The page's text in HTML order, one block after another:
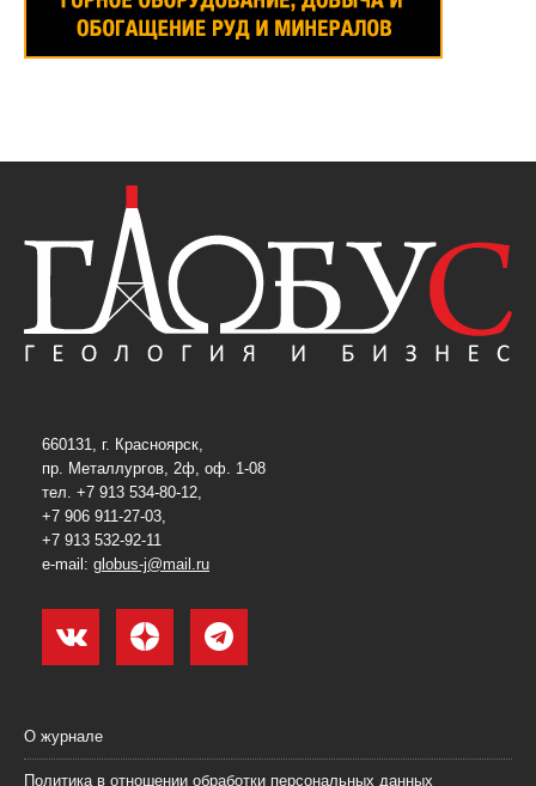
660131, г. Красноярск,
пр. Металлургов, 2ф, оф. 1-08
тел. +7 913 534-80-12,
+7 906 911-27-03,
+7 913 532-92-11
e-mail: globus-j@mail.ru
О журнале
Политика в отношении обработки персональных данных